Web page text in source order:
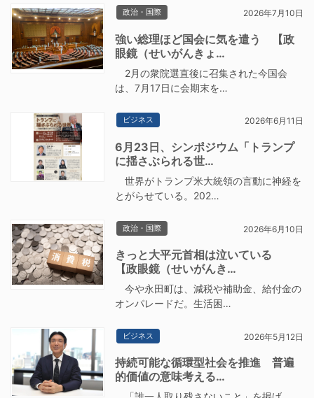
政治・国際 2026年7月10日
強い総理ほど国会に気を遣う 【政
眼鏡（せいがんきょ…
2月の衆院選直後に召集された今国会
は、7月17日に会期末を…
ビジネス 2026年6月11日
6月23日、シンポジウム「トランプ
に揺さぶられる世…
世界がトランプ米大統領の言動に神経を
とがらせている。202…
政治・国際 2026年6月10日
きっと大平元首相は泣いている
【政眼鏡（せいがんき…
今や永田町は、減税や補助金、給付金の
オンパレードだ。生活困…
ビジネス 2026年5月12日
持続可能な循環型社会を推進 普遍
的価値の意味考える…